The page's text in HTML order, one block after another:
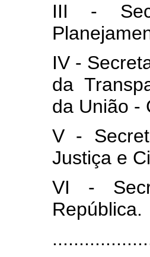
III -
IV -
da
da União -
V -
Justiça e
VI -
República.